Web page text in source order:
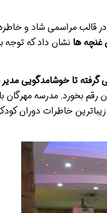
قالب مراسمی شاد و
ها نشان داد که
تا خوشامدگویی
بخورد. مدرسه مهرگان
خاطرات دوران